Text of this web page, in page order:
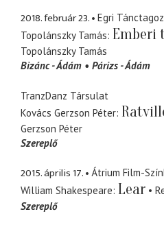
2018. február 23.
Egri
Topolánszky Tamás Emberi
Topolánszky Tamás
Bizánc - Ádám
Párizs - Ádám
TranzDanz Társulat
Kovács Gerzson Péter
Gerzson Péter
Szereplő
2015. április 17.
Átrium Film-
William Shakespeare Lear
Szereplő